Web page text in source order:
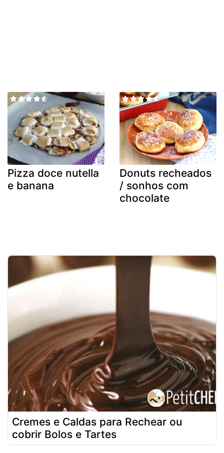
Pizza doce nutella
e banana
Donuts recheados
/ sonhos com
chocolate
Cremes e Caldas para Rechear ou
cobrir Bolos e Tartes